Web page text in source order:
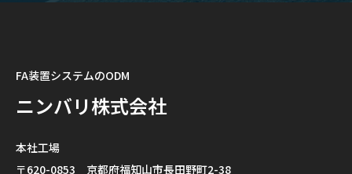
FA装置システムのODM
ニンバリ株式会社
本社工場
〒620-0853 京都府福知山市長田野町2-38